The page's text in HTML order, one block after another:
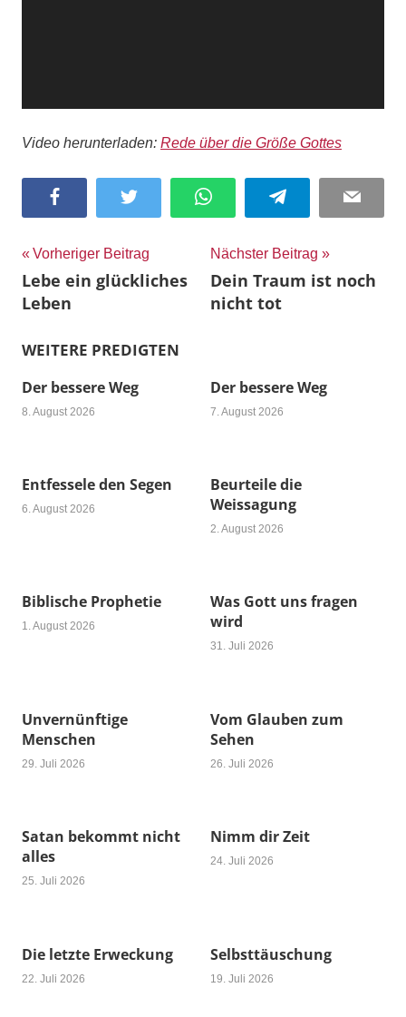
Video herunterladen: Rede über die Größe Gottes
Facebook Twitter WhatsApp Telegram Email
Beitragsnavigation
Vorheriger Beitrag
Lebe ein glückliches
Leben
Nächster Beitrag
Dein Traum ist noch
nicht tot
WEITERE PREDIGTEN
Der bessere Weg
8. August 2026
Der bessere Weg
7. August 2026
Entfessele den Segen
6. August 2026
Beurteile die
Weissagung
2. August 2026
Biblische Prophetie
1. August 2026
Was Gott uns fragen
wird
31. Juli 2026
Unvernünftige
Menschen
29. Juli 2026
Vom Glauben zum
Sehen
26. Juli 2026
Satan bekommt nicht
alles
25. Juli 2026
Nimm dir Zeit
24. Juli 2026
Die letzte Erweckung
22. Juli 2026
Selbsttäuschung
19. Juli 2026